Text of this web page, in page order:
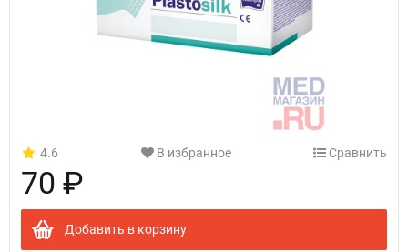
4.6 В избранное Сравнить
70 ₽
Добавить в корзину